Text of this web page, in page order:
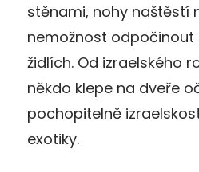
stěnami, nohy naštěstí
nemožnost odpočinout
židlích. Od izraelského
někdo klepe na dveře
pochopitelně
exotiky.